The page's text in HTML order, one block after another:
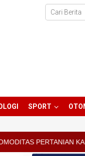
SPORT
KABUPATEN